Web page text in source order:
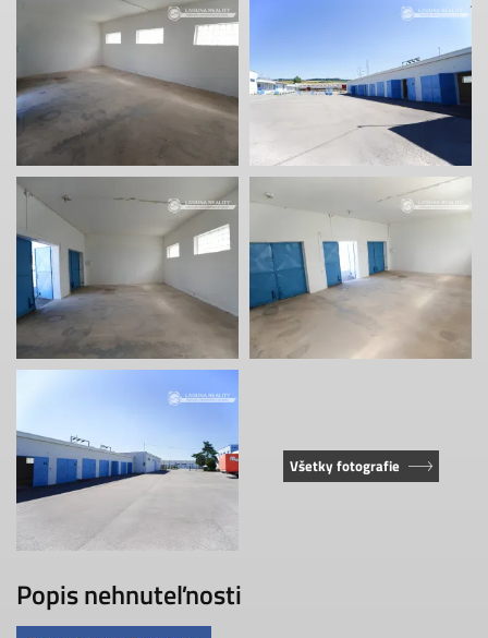
Všetky fotografie
Popis nehnuteľnosti